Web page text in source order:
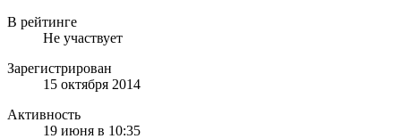
В рейтинге
Не участвует
Зарегистрирован
15 октября 2014
Активность
19 июня в 10:35